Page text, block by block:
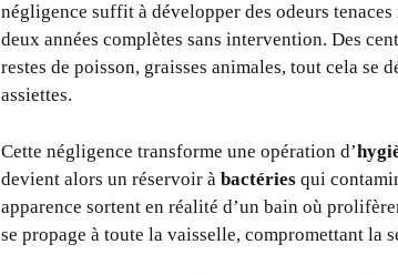
négligence suffit à développer des odeurs
deux années complètes sans intervention. Des
restes de poisson, graisses animales, tout cela se
assiettes.
Cette négligence transforme une opération d’
devient alors un réservoir à bactéries qui
apparence sortent en réalité d’un bain où
se propage à toute la vaisselle, compromettant la